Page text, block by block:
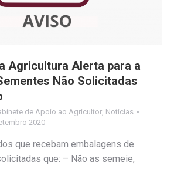
Agricultura Alerta para a
Não Solicitadas
de Apoio ao Agricultor Notícias
2020
que recebam embalagens de
que: – Não as semeie,